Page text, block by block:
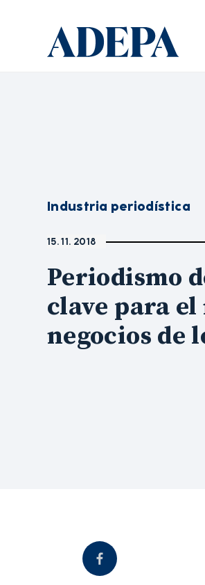
Industria periodística
15. 11. 2018
Periodismo
clave para el
negocios de